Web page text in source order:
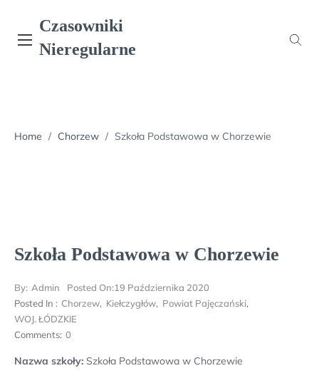
content
Czasowniki
Nieregularne
Home / Chorzew / Szkoła Podstawowa w Chorzewie
Szkoła Podstawowa w Chorzewie
By: Admin Posted On:19 Października 2020
Posted In : Chorzew, Kiełczygłów, Powiat Pajęczański,
WOJ. ŁÓDZKIE
Comments: 0
Nazwa szkoły: Szkoła Podstawowa w Chorzewie